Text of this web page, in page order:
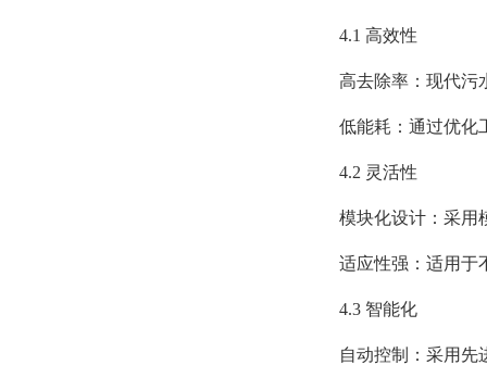
4.1 高效性
高去除率：现代污水
低能耗：通过优化工
4.2 灵活性
模块化设计：采用模
适应性强：适用于不
4.3 智能化
自动控制：采用先进